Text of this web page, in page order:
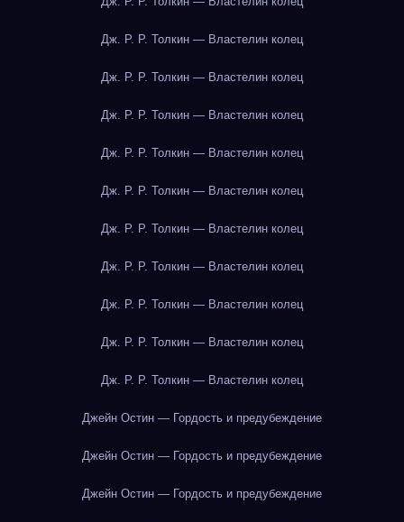
Дж. Р. Р. Толкин — Властелин колец
Дж. Р. Р. Толкин — Властелин колец
Дж. Р. Р. Толкин — Властелин колец
Дж. Р. Р. Толкин — Властелин колец
Дж. Р. Р. Толкин — Властелин колец
Дж. Р. Р. Толкин — Властелин колец
Дж. Р. Р. Толкин — Властелин колец
Дж. Р. Р. Толкин — Властелин колец
Дж. Р. Р. Толкин — Властелин колец
Дж. Р. Р. Толкин — Властелин колец
Джейн Остин — Гордость и предубеждение
Джейн Остин — Гордость и предубеждение
Джейн Остин — Гордость и предубеждение